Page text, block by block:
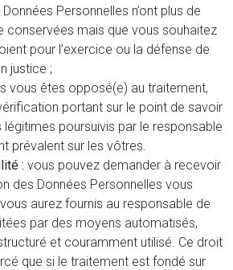
Personnelles n’ont plus de
conservées mais que vous souhaitez
pour l’exercice ou la défense de
justice ;
vous êtes opposé(e) au traitement,
portant sur le point de savoir
poursuivis par le responsable
prévalent sur les vôtres.
: vous pouvez demander à recevoir
des Données Personnelles vous
aurez fournis au responsable de
par des moyens automatisés,
et couramment utilisé. Ce droit
que si le traitement est fondé sur